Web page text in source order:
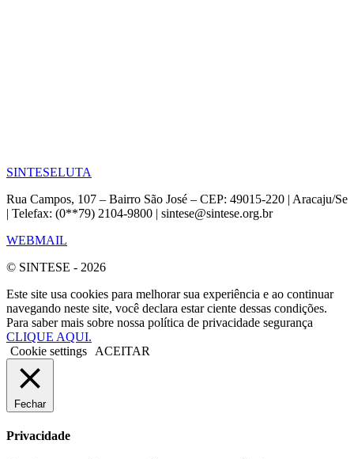
SINTESELUTA
Rua Campos, 107 – Bairro São José – CEP: 49015-220 | Aracaju/Se
| Telefax: (0**79) 2104-9800 | sintese@sintese.org.br
WEBMAIL
© SINTESE - 2026
Este site usa cookies para melhorar sua experiência e ao continuar
navegando neste site, você declara estar ciente dessas condições.
Para saber mais sobre nossa política de privacidade segurança
CLIQUE AQUI.
Cookie settings
ACEITAR
Fechar
Privacidade